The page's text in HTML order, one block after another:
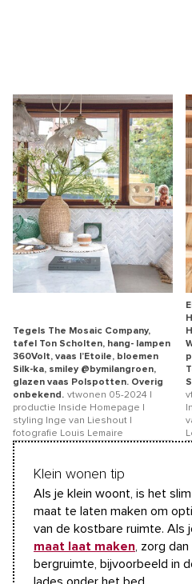
Tegels The Mosaic Company,
tafel Ton Scholten, hang- lampen
360Volt, vaas l’Etoile, bloemen
Silk-ka, smiley @bymilangroen,
glazen vaas Polspotten. Overig
onbekend. vtwonen 05-2024 |
productie Inside Homepage |
styling Inge van Lieshout |
fotografie Louis Lemaire
Klein wonen tip
Als je klein woont, is het
maat te laten maken om
van de kostbare ruimte. Als
maat laat maken, zorg
bergruimte, bijvoorbeeld in